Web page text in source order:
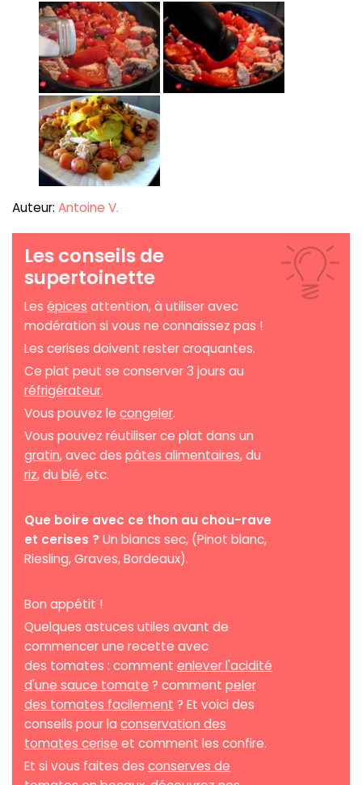
Auteur: Antoine V.
Les conseils de
supertoinette
Les épices attention, à utiliser avec
modération si vous ne connaissez pas !
Les cerises doivent rester croquantes.
Ce plat peut se conserver 3 jours au
réfrigérateur.
Vous pouvez le congeler.
Vous pouvez réutiliser ce plat dans un
gratin, avec des pâtes alimentaires, du
riz, du blé, etc.
Que boire avec ce thon au chou-rave
et cerises ? Un blancs sec, (Pinot blanc,
Riesling, Graves, Bordeaux).
Bon appétit !
Quelques astuces utiles avant de
commencer une recette avec
des tomates : comment enlever l'acidité
d'une sauce tomate ? comment peler
des tomates facilement ? Et voici des
conseils pour la conservation des
tomates cerise et comment les confire.
Et si vous faites des conserves de